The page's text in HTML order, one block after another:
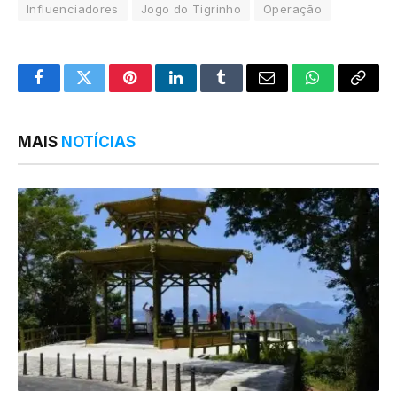
Influenciadores Jogo do Tigrinho Operação
FacebookTwitterPinterestLinkedInTumblrEmail WhatsApp
Copy
MAIS NOTÍCIAS